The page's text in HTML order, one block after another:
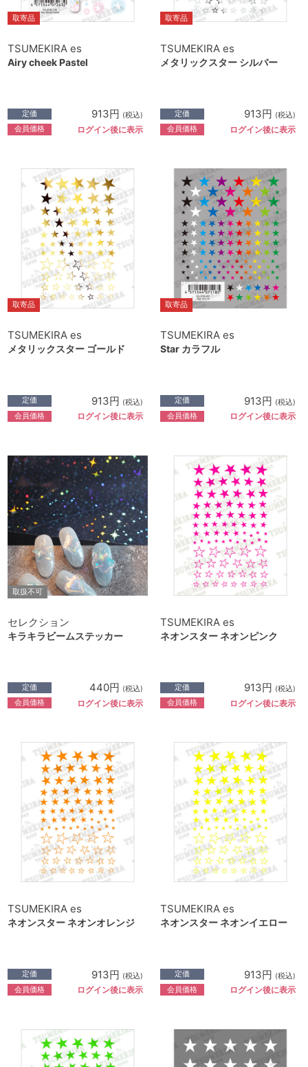
取寄品
TSUMEKIRA es
Airy cheek Pastel
定価 913円 (税込)
会員価格 ログイン後に表示
取寄品
TSUMEKIRA es
メタリックスター シルバー
定価 913円 (税込)
会員価格 ログイン後に表示
取寄品
TSUMEKIRA es
メタリックスター ゴールド
定価 913円 (税込)
会員価格 ログイン後に表示
取寄品
TSUMEKIRA es
Star カラフル
定価 913円 (税込)
会員価格 ログイン後に表示
取扱不可
セレクション
キラキラビームステッカー
定価 440円 (税込)
会員価格 ログイン後に表示
TSUMEKIRA es
ネオンスター ネオンピンク
定価 913円 (税込)
会員価格 ログイン後に表示
TSUMEKIRA es
ネオンスター ネオンオレンジ
定価 913円 (税込)
会員価格 ログイン後に表示
TSUMEKIRA es
ネオンスター ネオンイエロー
定価 913円 (税込)
会員価格 ログイン後に表示